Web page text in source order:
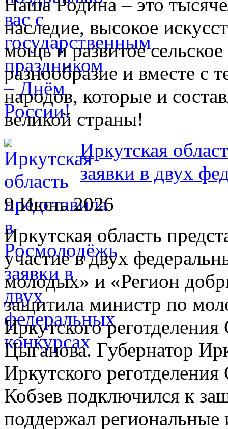
наследие, высокое
мощь и развитое
разнообразие и вместе с
народов, которые и
великой страны!
Иркутская
заявки в двух
9 Июнь 2026
Иркутская область
участие в двух
молодых» и «Регион
защитила министр по
Иркутского
Цыганова. Губернатор
Иркутского
Кобзев подключился к
поддержал